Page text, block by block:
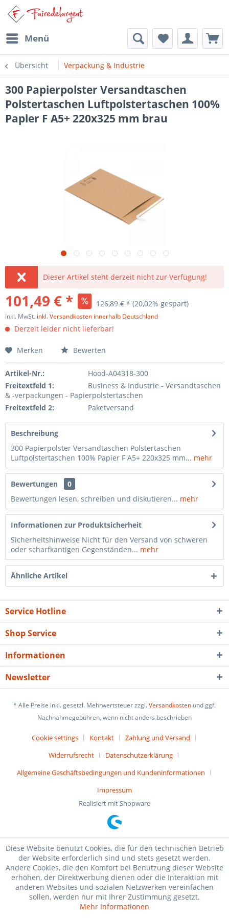
Menü
Übersicht Verpackung & Industrie
300 Papierpolster Versandtaschen
Polstertaschen Luftpolstertaschen 100%
Papier F A5+ 220x325 mm brau
Dieser Artikel steht derzeit nicht zur Verfügung!
101,49 € * 126,89 € * (20,02% gespart)
inkl. MwSt. inkl. Versandkosten innerhalb Deutschland
Derzeit leider nicht lieferbar!
Merken Bewerten
Artikel-Nr.:
Hood-A04318-300
Freitextfeld 1:
Business & Industrie - Versandtaschen
& -verpackungen - Papierpolstertaschen
Freitextfeld 2:
Paketversand
Beschreibung
300 Papierpolster Versandtaschen Polstertaschen
Luftpolstertaschen 100% Papier F A5+ 220x325 mm... mehr
Bewertungen
0
Bewertungen lesen, schreiben und diskutieren... mehr
Informationen zur Produktsicherheit
Sicherheitshinweise Nicht für den Versand von schweren
oder scharfkantigen Gegenständen... mehr
Ähnliche Artikel
Service Hotline
Shop Service
Informationen
Newsletter
* Alle Preise inkl. gesetzl. Mehrwertsteuer zzgl.Versandkosten und ggf.
Nachnahmegebühren, wenn nicht anders beschrieben
Cookie settings Kontakt
Zahlung und Versand
Widerrufsrecht
Datenschutzerklärung
Allgemeine Geschäftsbedingungen und Kundeninformationen
Impressum
Realisiert mit Shopware
Diese Website benutzt Cookies, die für den technischen Betrieb
der Website erforderlich sind und stets gesetzt werden.
Andere Cookies, die den Komfort bei Benutzung dieser Website
erhöhen, der Direktwerbung dienen oder die Interaktion mit
anderen Websites und sozialen Netzwerken vereinfachen
sollen, werden nur mit Ihrer Zustimmung gesetzt.
Mehr Informationen